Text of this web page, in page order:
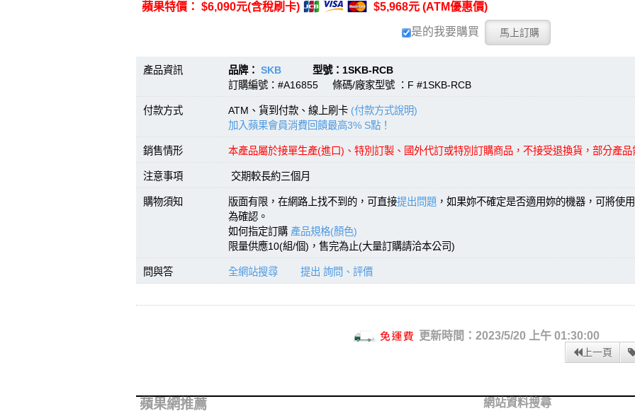
蘋果特價： $6,090元(含稅刷卡) $5,968元 (ATM優惠價)
是的我要購買
產品資訊 品牌： SKB 型號：1SKB-RCB
訂購編號：#A16855 條碼/廠家型號 ：F #1SKB-RCB
付款方式 ATM、貨到付款、線上刷卡 (付款方式說明)
加入蘋果會員消費回饋最高3% S點！
銷售情形 本產品屬於接單生產(進口)、特別訂製、國外代訂或特別訂購商品，不接受退換貨，部分產
注意事項 交期較長約三個月
購物須知 版面有限，在網路上找不到的，可直接提出問題 ，如果妳不確定是否適用妳的機器，可將使
為確認。
如何指定訂購 產品規格(顏色)
限量供應10(組/個)，售完為止(大量訂購請洽本公司)
問與答 全網站搜尋 提出 詢問、評價
更新時間：2023/5/20 上午 01:30:00
上一頁
蘋果網推薦 網站資料搜尋